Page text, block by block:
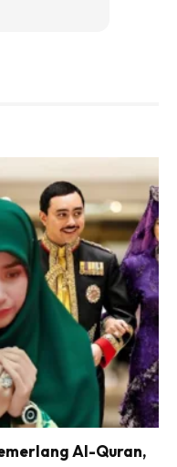
pengikutnya memuji
Al-Quran,